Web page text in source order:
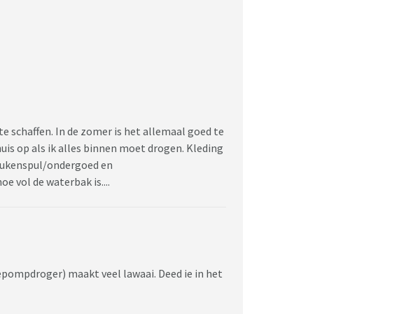
schaffen. In de zomer is het allemaal goed te
op als ik alles binnen moet drogen. Kleding
ondergoed en
vol de waterbak is....
maakt veel lawaai. Deed ie in het